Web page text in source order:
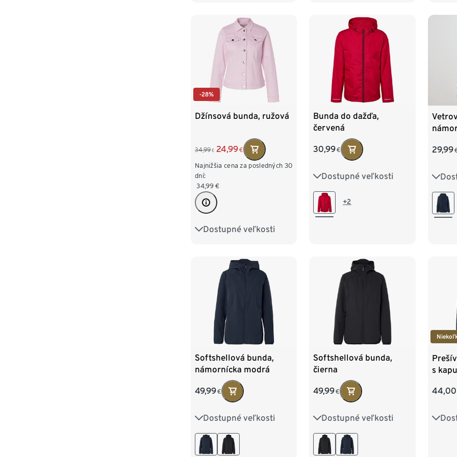
-28%
Džínsová bunda, ružová
34,99 € 24,99€
Najnižšia cena za posledných 30
dní:
34,99 €
Dostupné veľkosti
36 38 40 42
Bunda do dažďa,
červená
30,99€
Dostupné veľkosti
XS S M L XL
XXL +2
29,99
XS
M
Softshellová bunda,
námornícka modrá
49,99€
Dostupné veľkosti
36 38 40 42
44 46
Softshellová bunda,
čierna
49,99€
Dostupné veľkosti
36 38 40 42
44 46
s
44,00
34